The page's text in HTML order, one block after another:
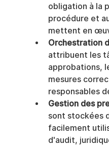
obligation à la
procédure et
mettent en
Orchestration
attribuent les
approbations,
mesures
responsables
Gestion des
sont stockées
facilement
d'audit,